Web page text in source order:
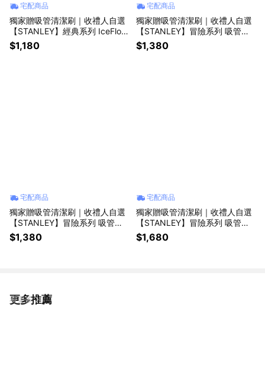
宅配商品
獨家贈吸管清潔刷｜收禮人自選
【STANLEY】經典系列 IceFlow
手提吸管杯2.0 0.59L / 多色任
選
$1,180
宅配商品
獨家贈吸管清潔刷｜收禮人自選
【STANLEY】冒險系列 吸管隨
手杯2.0 0.88L / 基本色任選
$1,380
宅配商品
獨家贈吸管清潔刷｜收禮人自選
【STANLEY】冒險系列 吸管隨
手杯2.0 0.59L / SPRING PICNI
C
$1,380
宅配商品
獨家贈吸管清潔刷｜收禮人自選
【STANLEY】冒險系列 吸管隨
手杯2.0 0.88L / SPRING PICNI
C
$1,680
更多推薦
看更多